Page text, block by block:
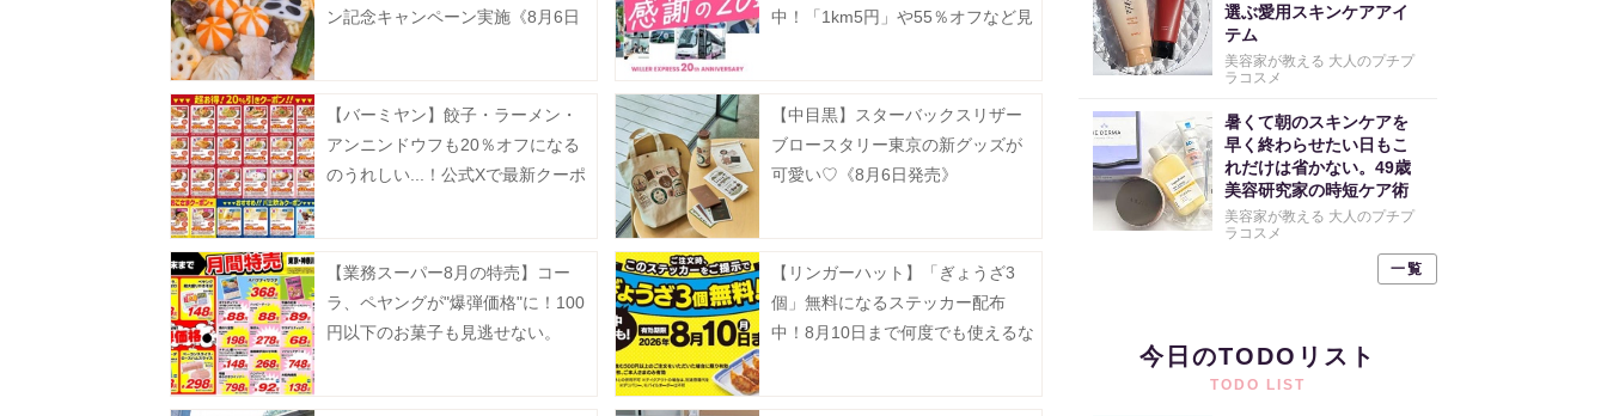
ン記念キャンペーン実施《8月6日
中！「1km5円」や55％オフなど見
【バーミヤン】餃子・ラーメン・
アンニンドウフも20％オフになる
のうれしい...！公式Xで最新クーポ
【中目黒】スターバックスリザー
ブロースタリー東京の新グッズが
可愛い♡《8月6日発売》
【業務スーパー8月の特売】コー
ラ、ペヤングが"爆弾価格"に！100
円以下のお菓子も見逃せない。
【リンガーハット】「ぎょうざ3
個」無料になるステッカー配布
中！8月10日まで何度でも使えるな
選ぶ愛用スキンケアアイ
テム
美容家が教える 大人のプチプ
ラコスメ
暑くて朝のスキンケアを
早く終わらせたい日もこ
れだけは省かない。49歳
美容研究家の時短ケア術
美容家が教える 大人のプチプ
ラコスメ
一覧
今日のTODOリスト
TODO LIST